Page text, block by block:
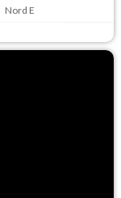
Nord E